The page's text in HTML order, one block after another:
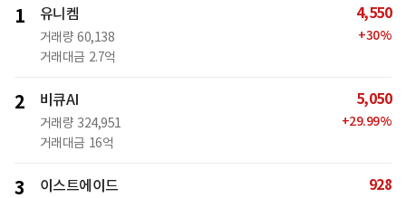
1 유니켐
거래량 60,138
거래대금 2.7억
4,550
+30%
2 비큐AI
거래량 324,951
거래대금 16억
5,050
+29.99%
3 이스트에이드 928